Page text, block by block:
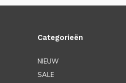
Categorieën
NIEUW
SALE